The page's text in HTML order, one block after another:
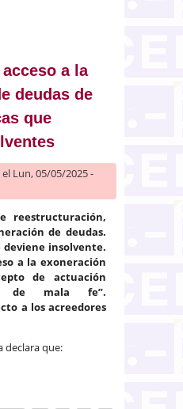
a la
deudas de
que
el Lun, 05/05/2025 -
reestructuración,
de deudas.
deviene insolvente.
a la exoneración
de actuación
de mala fe”.
a los acreedores
declara que: